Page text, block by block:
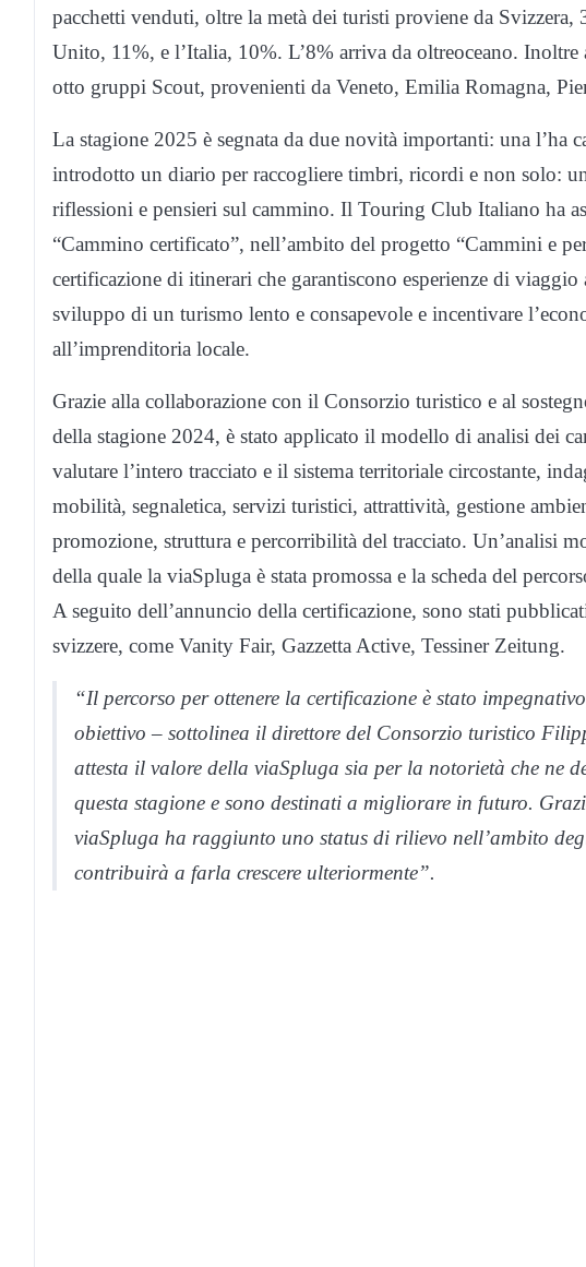
pacchetti venduti, oltre la metà dei turisti proviene da
Unito, 11%, e l’Italia, 10%. L’8% arriva da oltreoceano.
otto gruppi Scout, provenienti da Veneto, Emilia Romagna,
La stagione 2025 è segnata da due novità importanti: una l’ha
introdotto un diario per raccogliere timbri, ricordi e non solo:
riflessioni e pensieri sul cammino. Il Touring Club Italiano ha
“Cammino certificato”, nell’ambito del progetto “Cammini e
certificazione di itinerari che garantiscono esperienze di
sviluppo di un turismo lento e consapevole e incentivare
all’imprenditoria locale.
Grazie alla collaborazione con il Consorzio turistico e al
della stagione 2024, è stato applicato il modello di analisi dei
valutare l’intero tracciato e il sistema territoriale circostante,
mobilità, segnaletica, servizi turistici, attrattività, gestione
promozione, struttura e percorribilità del tracciato. Un’analisi
della quale la viaSpluga è stata promossa e la scheda del
A seguito dell’annuncio della certificazione, sono stati
svizzere, come Vanity Fair, Gazzetta Active, Tessiner Zeitung.
“Il percorso per ottenere la certificazione è stato
obiettivo – sottolinea il direttore del Consorzio turistico
attesta il valore della viaSpluga sia per la notorietà che ne
questa stagione e sono destinati a migliorare in futuro.
viaSpluga ha raggiunto uno status di rilievo nell’ambito
contribuirà a farla crescere ulteriormente”.